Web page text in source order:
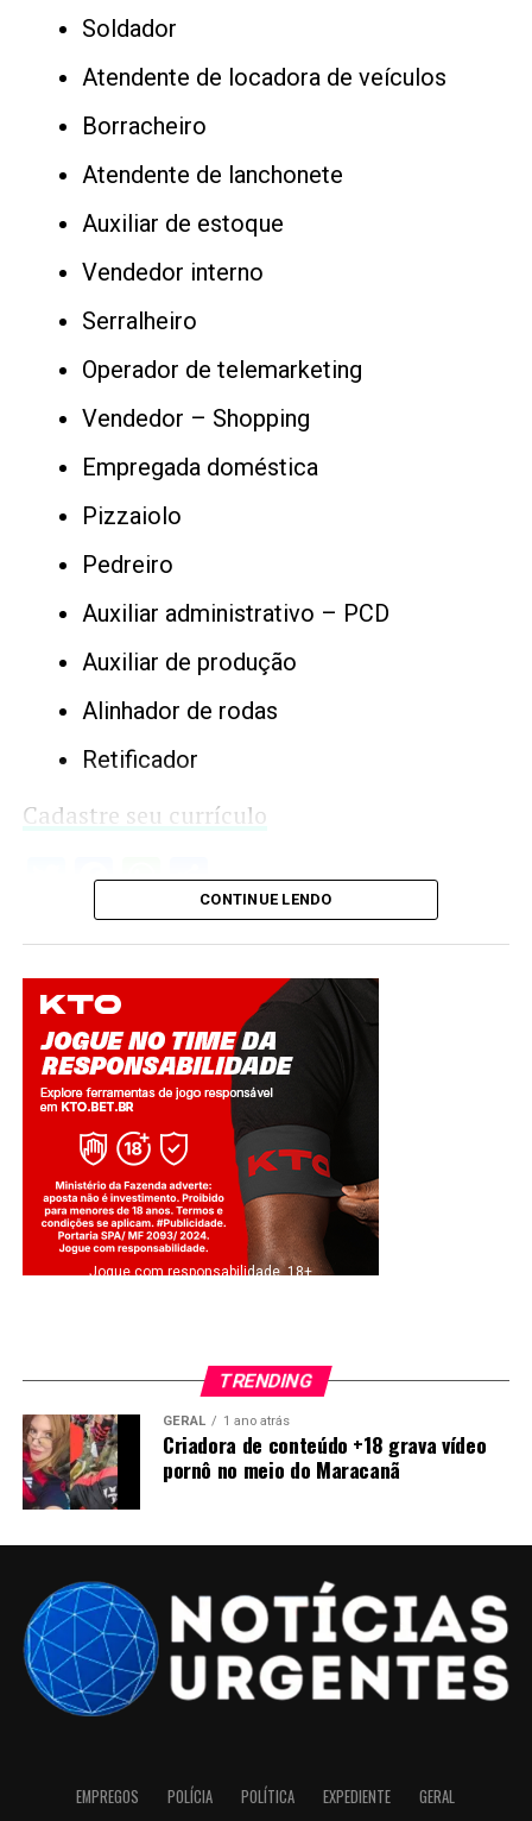
Soldador
Atendente de locadora de veículos
Borracheiro
Atendente de lanchonete
Auxiliar de estoque
Vendedor interno
Serralheiro
Operador de telemarketing
Vendedor – Shopping
Empregada doméstica
Pizzaiolo
Pedreiro
Auxiliar administrativo – PCD
Auxiliar de produção
Alinhador de rodas
Retificador
Cadastre seu currículo
Twitter
Facebook
WhatsApp
Share
CONTINUE LENDO
Jogue com responsabilidade. 18+
TRENDING
GERAL 1 ano atrás
Criadora de conteúdo +18 grava vídeo
pornô no meio do Maracanã
EMPREGOS POLÍCIA POLÍTICA EXPEDIENTE GERAL